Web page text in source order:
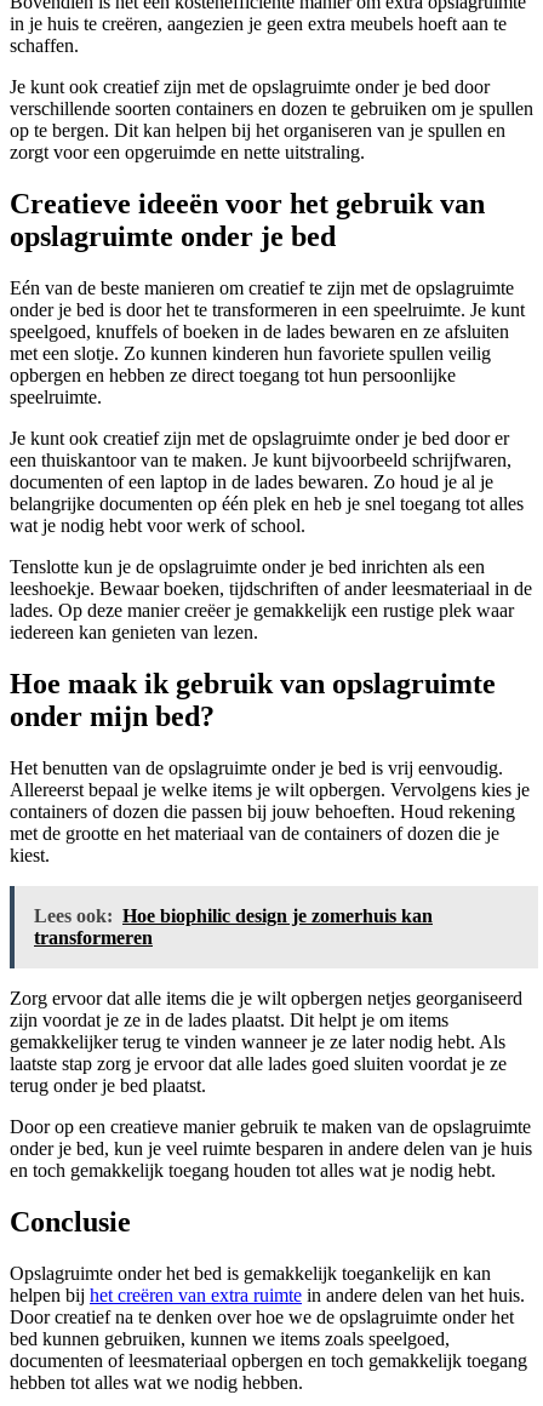
in je huis te creëren, aangezien je geen extra meubels hoeft aan te
schaffen.
Je kunt ook creatief zijn met de opslagruimte onder je bed door
verschillende soorten containers en dozen te gebruiken om je spullen
op te bergen. Dit kan helpen bij het organiseren van je spullen en
zorgt voor een opgeruimde en nette uitstraling.
Creatieve ideeën voor het gebruik van
opslagruimte onder je bed
Eén van de beste manieren om creatief te zijn met de opslagruimte
onder je bed is door het te transformeren in een speelruimte. Je kunt
speelgoed, knuffels of boeken in de lades bewaren en ze afsluiten
met een slotje. Zo kunnen kinderen hun favoriete spullen veilig
opbergen en hebben ze direct toegang tot hun persoonlijke
speelruimte.
Je kunt ook creatief zijn met de opslagruimte onder je bed door er
een thuiskantoor van te maken. Je kunt bijvoorbeeld schrijfwaren,
documenten of een laptop in de lades bewaren. Zo houd je al je
belangrijke documenten op één plek en heb je snel toegang tot alles
wat je nodig hebt voor werk of school.
Tenslotte kun je de opslagruimte onder je bed inrichten als een
leeshoekje. Bewaar boeken, tijdschriften of ander leesmateriaal in de
lades. Op deze manier creëer je gemakkelijk een rustige plek waar
iedereen kan genieten van lezen.
Hoe maak ik gebruik van opslagruimte
onder mijn bed?
Het benutten van de opslagruimte onder je bed is vrij eenvoudig.
Allereerst bepaal je welke items je wilt opbergen. Vervolgens kies je
containers of dozen die passen bij jouw behoeften. Houd rekening
met de grootte en het materiaal van de containers of dozen die je
kiest.
Lees ook: Hoe biophilic design je zomerhuis kan
transformeren
Zorg ervoor dat alle items die je wilt opbergen netjes georganiseerd
zijn voordat je ze in de lades plaatst. Dit helpt je om items
gemakkelijker terug te vinden wanneer je ze later nodig hebt. Als
laatste stap zorg je ervoor dat alle lades goed sluiten voordat je ze
terug onder je bed plaatst.
Door op een creatieve manier gebruik te maken van de opslagruimte
onder je bed, kun je veel ruimte besparen in andere delen van je huis
en toch gemakkelijk toegang houden tot alles wat je nodig hebt.
Conclusie
Opslagruimte onder het bed is gemakkelijk toegankelijk en kan
helpen bij het creëren van extra ruimte in andere delen van het huis.
Door creatief na te denken over hoe we de opslagruimte onder het
bed kunnen gebruiken, kunnen we items zoals speelgoed,
documenten of leesmateriaal opbergen en toch gemakkelijk toegang
hebben tot alles wat we nodig hebben.